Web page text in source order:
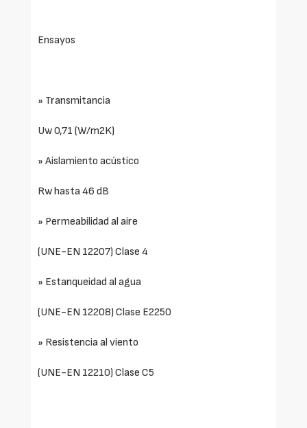
Ensayos
» Transmitancia
Uw 0,71 (W/m2K)
» Aislamiento acústico
Rw hasta 46 dB
» Permeabilidad al aire
(UNE-EN 12207) Clase 4
» Estanqueidad al agua
(UNE-EN 12208) Clase E2250
» Resistencia al viento
(UNE-EN 12210) Clase C5